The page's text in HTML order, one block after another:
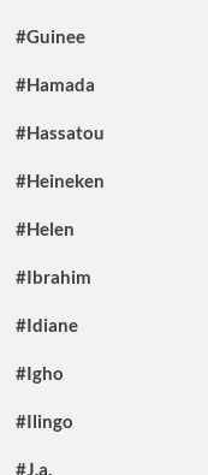
#Guinee
#Hamada
#Hassatou
#Heineken
#Helen
#Ibrahim
#Idiane
#Igho
#Ilingo
#J.a.